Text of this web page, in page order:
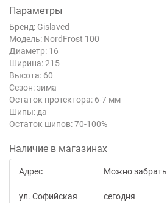
Параметры
Бренд: Gislaved
Модель: NordFrost 100
Диаметр: 16
Ширина: 215
Высота: 60
Сезон: зима
Остаток протектора: 6-7 мм
Шипы: да
Остаток шипов: 70-100%
Наличие в магазинах
Адрес Можно забрать
ул. Софийская
сегодня